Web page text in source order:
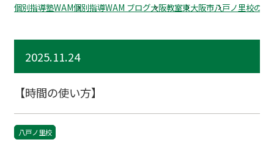
個別指導塾WAM個別指導WAM ブログ大阪教室東大阪市八戸ノ里校のス
2025.11.24
【時間の使い方】
八戸ノ里校